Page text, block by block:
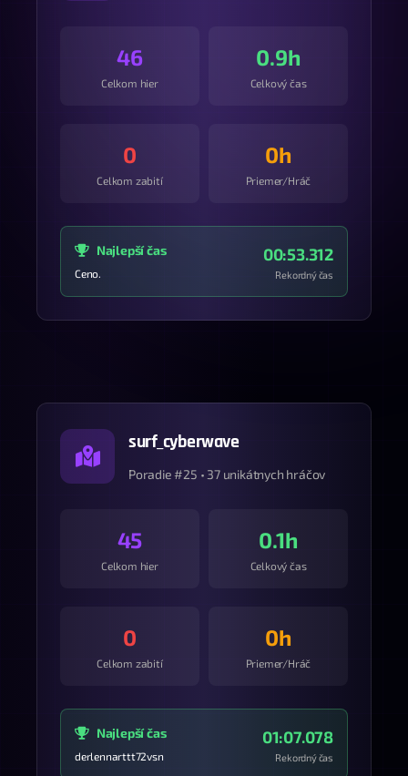
46
Celkom hier
0.9h
Celkový čas
0
Celkom zabití
0h
Priemer/Hráč
Najlepší čas
Ceno.
00:53.312
Rekordný čas
surf_cyberwave
Poradie #25 • 37 unikátnych hráčov
45
Celkom hier
0.1h
Celkový čas
0
Celkom zabití
0h
Priemer/Hráč
Najlepší čas
derlennarttt72vsn
01:07.078
Rekordný čas